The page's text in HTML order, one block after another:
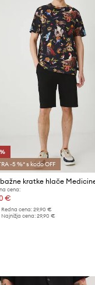
-5 %* s kodo OFF
kratke hlače
cena:
€
Redna cena: 29,90 €
Najnižja cena: 29,90 €